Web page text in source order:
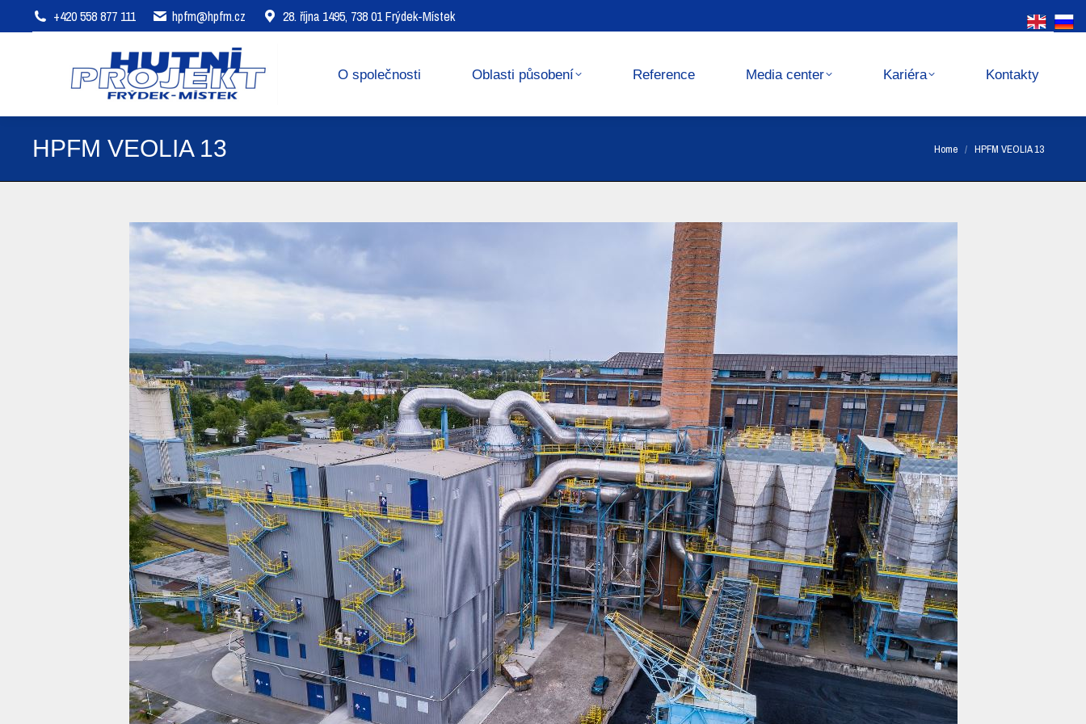
+420 558 877 111 hpfm@hpfm.cz 28. října 1495, 738 01 Frýdek-Místek
O společnosti Oblasti působení Reference Media center Kariéra Kontakty
HPFM VEOLIA 13 You are here:
Home HPFM VEOLIA 13
O společnosti Oblasti působení